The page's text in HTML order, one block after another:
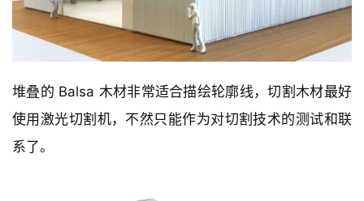
观
建
筑
专
登录 注册
堆叠的 Balsa 木材非常适合描绘轮廓线，切割木材最好
使用激光切割机，不然只能作为对切割技术的测试和联
系了。